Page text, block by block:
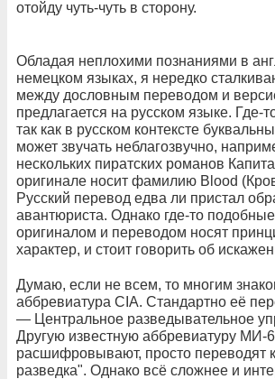
отойду чуть-чуть в сторону.
Обладая неплохими познаниями в
немецком языках, я нередко
между дословным переводом и
предлагается на русском языке. Где-
так как в русском контексте
может звучать неблагозвучно,
нескольких пиратских романов
оригинале носит фамилию Blood
Русский перевод едва ли пристал
авантюриста. Однако где-то
оригиналом и переводом носят
характер, и стоит говорить об
Думаю, если не всем, то многим
аббревиатура CIA. Стандартно её
— Центральное разведывательное
Другую известную аббревиатуру МИ-
расшифровывают, просто переводят
разведка". Однако всё сложнее и